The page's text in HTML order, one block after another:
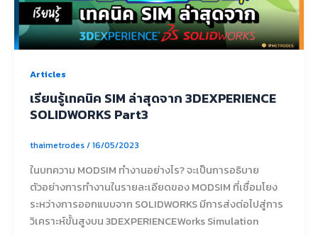
Articles
เรียนรู้เทคนิค SIM ล่าสุดจาก 3DEXPERIENCE
SOLIDWORKS Part3
thaimetrodes/16/05/2023
ในบทความ MODSIM ทำงานอย่างไร? จะเป็นการอธิบาย
ตัวอย่างการทำงานในรายละเอียดของ MODSIM ที่เชื่อมโยง
ระหว่างการออกแบบจาก SOLIDWORKS มีการส่งต่อไปสู่การ
วิเคราะห์ขั้นสูงบน 3DEXPERIENCEWorks Simulation